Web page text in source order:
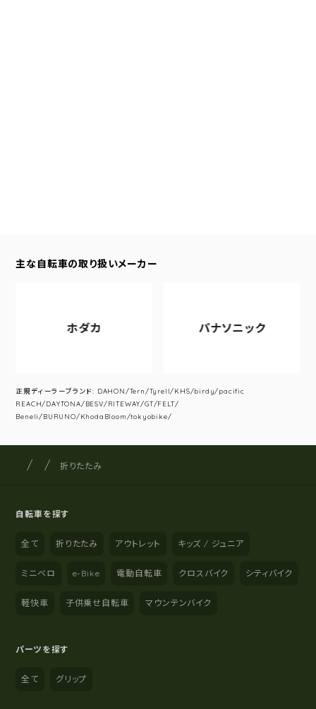
主な自転車の取り扱いメーカー
ホダカ パナソニック
正規ディーラーブランド: DAHON/Tern/Tyrell/KHS/birdy/pacific
REACH/DAYTONA/BESV/RITEWAY/GT/FELT/
Beneli/BURUNO/KhodaBloom/tokyobike/
サイト内の現在地
サイクルショップナカゴヤ
折りたたみ
自転車を探す
全て 折りたたみ アウトレット キッズ / ジュニア
ミニベロ e-Bike 電動自転車 クロスバイク シティバイク
軽快車 子供乗せ自転車 マウンテンバイク
パーツを探す
全て グリップ